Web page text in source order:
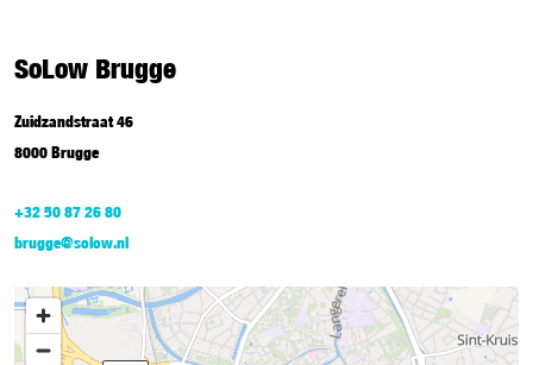
SoLow Brugge
Zuidzandstraat 46
8000 Brugge
+32 50 87 26 80
brugge@solow.nl